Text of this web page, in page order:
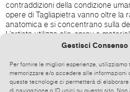
Gestisci
Per fornire le migliori esperienze,
memorizzare e/o accedere alle informazioni
queste tecnologie ci permetterà di
di navigazione o ID unici su questo sito.
contraddizioni della condizione umana. Materia e
opere di Tagliapietra vanno oltre la
anatomica e si concentrano sulla
L’artista utilizza olio, spray e
superfici vibranti, dove il gesto
spesso disarmonici, riflettono le
Burano, dove l'artista vive e lavora. Un viaggio meditativo
Christmas Party non è solo una